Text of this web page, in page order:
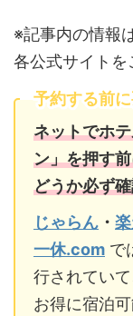
※記事内の情報
各公式サイトを
予約する前
ネットでホ
ン」を押す
どうか必ず
じゃらん ・
一休.com で
行されてい
お得に宿泊